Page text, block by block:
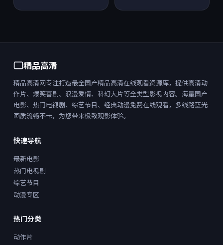
精品高清
精品高清网专注打造最全国产精品高清在线观看资源库，提供高清动
作片、爆笑喜剧、浪漫爱情、科幻大片等全类型影视内容。海量国产
电影、热门电视剧、综艺节目、经典动漫免费在线观看，多线路蓝光
画质流畅不卡，为您带来极致观影体验。
快速导航
最新电影
热门电视剧
综艺节目
动漫专区
热门分类
动作片